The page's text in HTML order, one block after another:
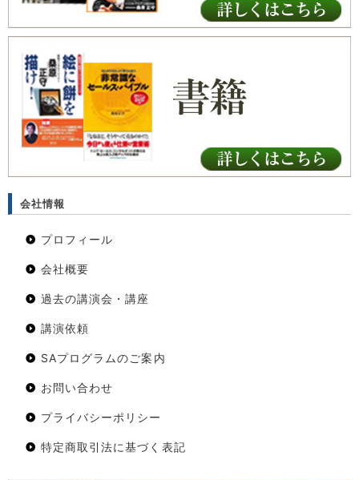
会社情報
プロフィール
会社概要
過去の講演会・講座
講演依頼
SAプログラムのご案内
お問い合わせ
プライバシーポリシー
特定商取引法に基づく表記